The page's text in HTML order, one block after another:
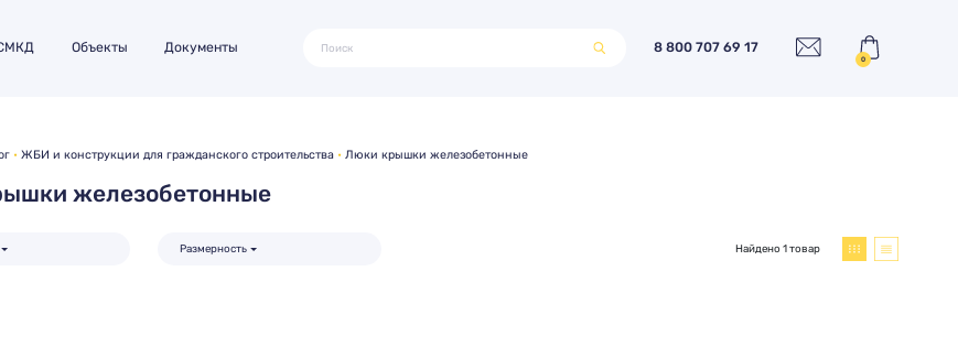
Объекты Документы 8 800 707 69 17
0
ЖБИ и конструкции для гражданского строительства Люки крышки железобетонные
железобетонные
Размерность Найдено 1 товар